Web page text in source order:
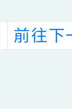
動」
師生
前往下